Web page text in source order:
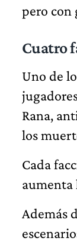
pero con
Cuatro
Uno de
Rana,
los
Cada
aumenta
Además